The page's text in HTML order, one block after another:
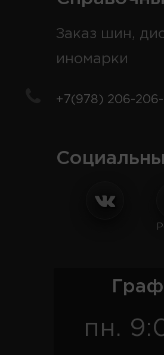
Заказ шин,
иномарки
+7(978) 206-
пн.